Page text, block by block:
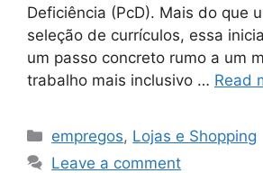
Deficiência (PcD). Mais do que
seleção de currículos, essa
um passo concreto rumo a um
trabalho mais inclusivo … Read
Categories
empregos, Lojas e Shopping
Leave a comment